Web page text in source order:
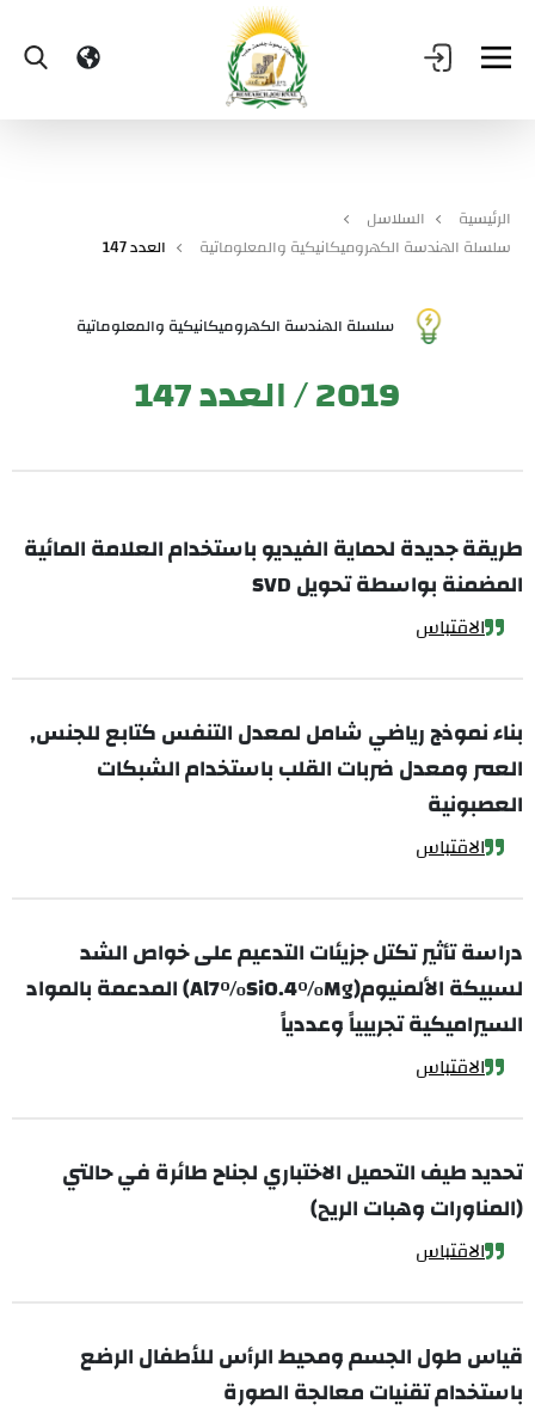
الرئيسية
السلاسل
سلسلة الهندسة الكهروميكانيكية والمعلوماتية
العدد 147
سلسلة الهندسة الكهروميكانيكية والمعلوماتية
2019 / العدد 147
طريقة جديدة لحماية الفيديو باستخدام العلامة المائية
المضمنة بواسطة تحويل SVD
الاقتباس
بناء نموذج رياضي شامل لمعدل التنفس كتابع للجنس,
العمر ومعدل ضربات القلب باستخدام الشبكات
العصبونية
الاقتباس
دراسة تأثير تكتل جزيئات التدعيم على خواص الشد
لسبيكة الألمنيوم(Al7%Si0.4%Mg) المدعمة بالمواد
السيراميكية تجريبياً وعددياً
الاقتباس
تحديد طيف التحميل الاختباري لجناح طائرة في حالتي
(المناورات وهبات الريح)
الاقتباس
قياس طول الجسم ومحيط الرأس للأطفال الرضع
باستخدام تقنيات معالجة الصورة